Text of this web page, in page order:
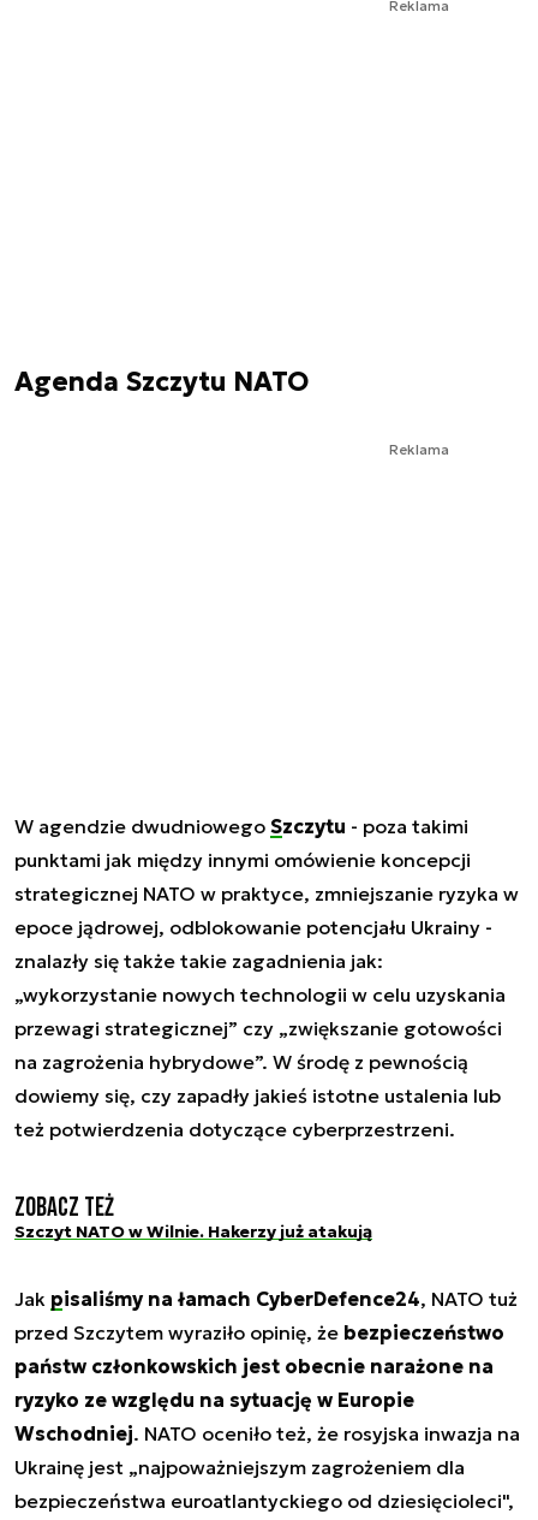
Reklama
Agenda Szczytu NATO
Reklama
W agendzie dwudniowego Szczytu - poza takimi
punktami jak między innymi omówienie koncepcji
strategicznej NATO w praktyce, zmniejszanie ryzyka w
epoce jądrowej, odblokowanie potencjału Ukrainy -
znalazły się także takie zagadnienia jak:
„wykorzystanie nowych technologii w celu uzyskania
przewagi strategicznej” czy „zwiększanie gotowości
na zagrożenia hybrydowe”. W środę z pewnością
dowiemy się, czy zapadły jakieś istotne ustalenia lub
też potwierdzenia dotyczące cyberprzestrzeni.
Zobacz też
Szczyt NATO w Wilnie. Hakerzy już atakują
Jak pisaliśmy na łamach CyberDefence24, NATO tuż
przed Szczytem wyraziło opinię, że bezpieczeństwo
państw członkowskich jest obecnie narażone na
ryzyko ze względu na sytuację w Europie
Wschodniej. NATO oceniło też, że rosyjska inwazja na
Ukrainę jest „najpoważniejszym zagrożeniem dla
bezpieczeństwa euroatlantyckiego od dziesięcioleci",